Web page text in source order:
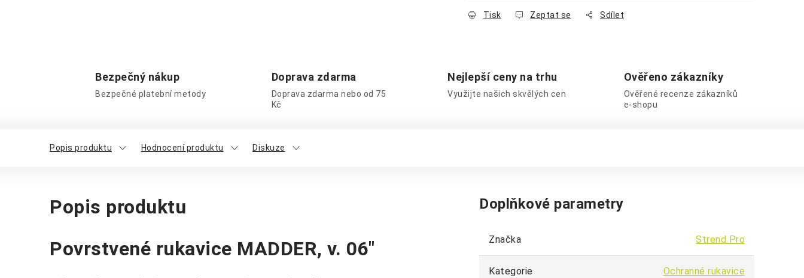
Tisk Zeptat se Sdílet
Bezpečný nákup
Bezpečné platební metody
Doprava zdarma
Doprava zdarma nebo od 75
Kč
Nejlepší ceny na trhu
Využijte našich skvělých cen
Ověřeno zákazníky
Ověřené recenze zákazníků
e-shopu
Popis produktu Hodnocení produktu Diskuze
Popis produktu
Povrstvené rukavice MADDER, v. 06"
Doplňkové parametry
Značka Strend Pro
Kategorie Ochranné rukavice